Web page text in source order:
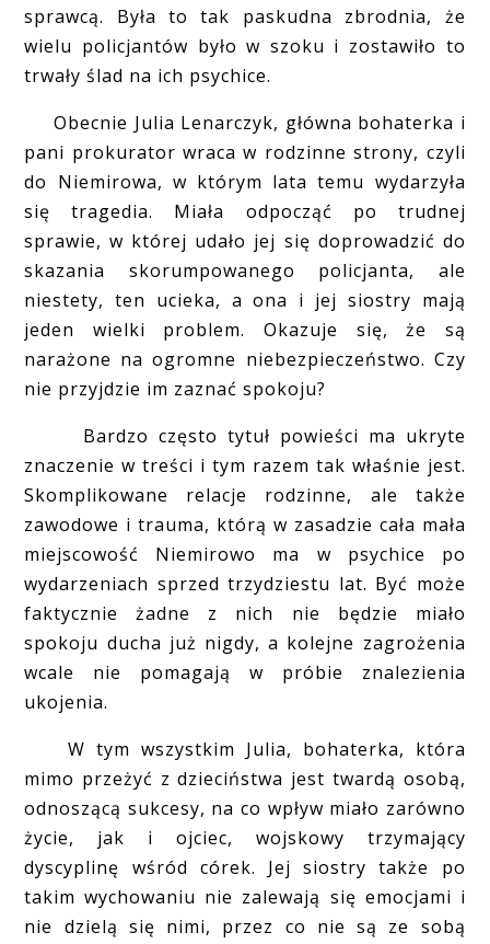
sprawcą. Była to tak paskudna zbrodnia, że
wielu policjantów było w szoku i zostawiło to
trwały ślad na ich psychice.
Obecnie Julia Lenarczyk, główna bohaterka i
pani prokurator wraca w rodzinne strony, czyli
do Niemirowa, w którym lata temu wydarzyła
się tragedia. Miała odpocząć po trudnej
sprawie, w której udało jej się doprowadzić do
skazania skorumpowanego policjanta, ale
niestety, ten ucieka, a ona i jej siostry mają
jeden wielki problem. Okazuje się, że są
narażone na ogromne niebezpieczeństwo. Czy
nie przyjdzie im zaznać spokoju?
Bardzo często tytuł powieści ma ukryte
znaczenie w treści i tym razem tak właśnie jest.
Skomplikowane relacje rodzinne, ale także
zawodowe i trauma, którą w zasadzie cała mała
miejscowość Niemirowo ma w psychice po
wydarzeniach sprzed trzydziestu lat. Być może
faktycznie żadne z nich nie będzie miało
spokoju ducha już nigdy, a kolejne zagrożenia
wcale nie pomagają w próbie znalezienia
ukojenia.
W tym wszystkim Julia, bohaterka, która
mimo przeżyć z dzieciństwa jest twardą osobą,
odnoszącą sukcesy, na co wpływ miało zarówno
życie, jak i ojciec, wojskowy trzymający
dyscyplinę wśród córek. Jej siostry także po
takim wychowaniu nie zalewają się emocjami i
nie dzielą się nimi, przez co nie są ze sobą